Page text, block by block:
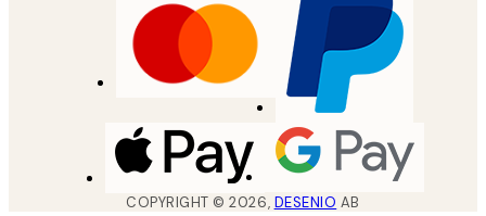
COPYRIGHT ©2026, DESENIO AB